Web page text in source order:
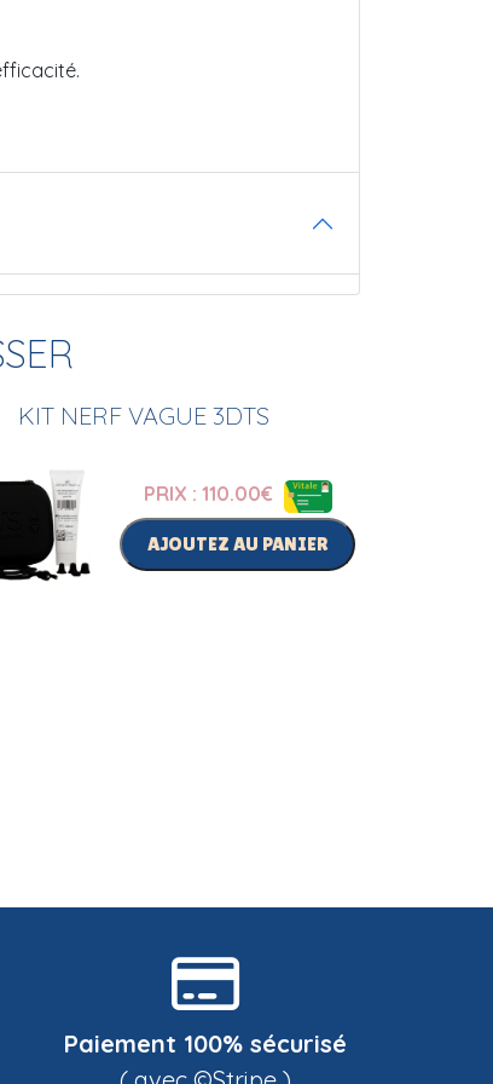
KIT NERF VAGUE 3DTS
PRIX : 110.00€
AJOUTEZ AU PANIER
Paiement 100% sécurisé